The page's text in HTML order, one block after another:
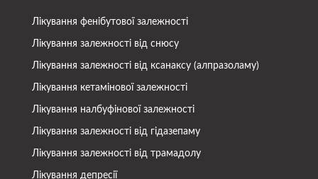
Лікування фенібутової залежності
Лікування залежності від снюсу
Лікування залежності від ксанаксу (алпразоламу)
Лікування кетамінової залежності
Лікування налбуфінової залежності
Лікування залежності від гідазепаму
Лікування залежності від трамадолу
Лікування депресії